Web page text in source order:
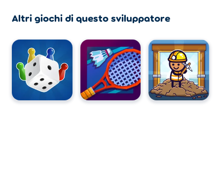
Altri giochi di questo sviluppatore